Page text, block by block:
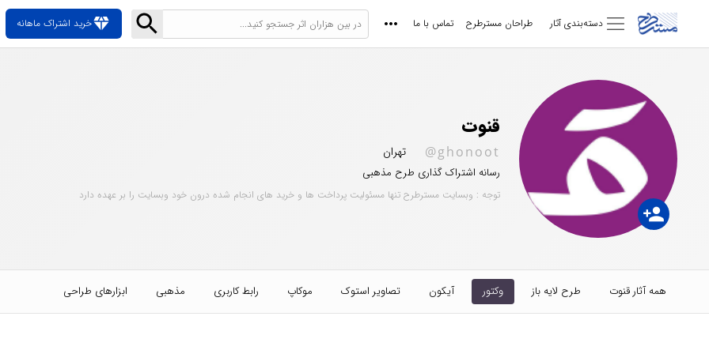
دسته‌بندی آثار طراحان مسترطرح تماس با ما diamondخرید اشتراک ماهانه
person_add
قنوت
@ghonoot تهران
رسانه اشتراک گذاری طرح مذهبی
توجه : وبسایت مسترطرح تنها مسئولیت پرداخت ها و خرید های انجام شده درون خود وبسایت را بر عهده دارد
همه آثار قنوت طرح لایه باز وکتور آیکون تصاویر استوک موکاپ رابط کاربری مذهبی ابزارهای طراحی